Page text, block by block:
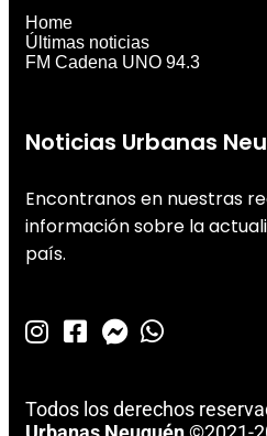
Noticias Urbanas
Encontranos en nuestras
información sobre la
país.
Todos los derechos
Home
Últimas noticias
FM Cadena UNO 94.3